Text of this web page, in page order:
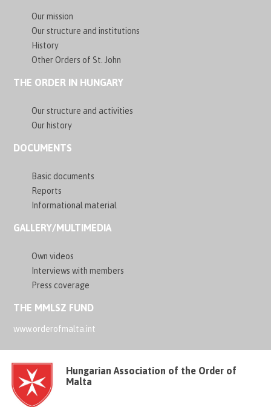
Our mission
Our structure and institutions
History
Other Orders of St. John
THE ORDER IN HUNGARY
Our structure and activities
Our history
DOCUMENTS
Basic documents
Reports
Informational material
GALLERY/MULTIMEDIA
Own videos
Interviews with members
Press coverage
THE MMLSZ FUND
www.orderofmalta.int
Hungarian Association of the Order of
Malta